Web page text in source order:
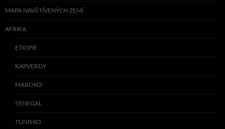
MAPA NAVŠTÍVENÝCH ZEMÍ
AFRIKA
ETIOPIE
KAPVERDY
MAROKO
SENEGAL
TUNISKO